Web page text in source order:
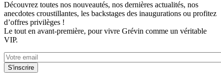
Découvrez toutes nos nouveautés, nos dernières actualités, nos
anecdotes croustillantes, les backstages des inaugurations ou profitez
d’offres privilèges !
Le tout en avant-première, pour vivre Grévin comme un véritable
VIP.